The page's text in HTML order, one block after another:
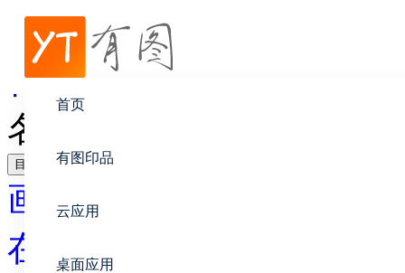
首页
有图印品
云应用
桌面应用
帮助中心
行业资讯
名片设计及相关
目录
画册设计
在线印刷